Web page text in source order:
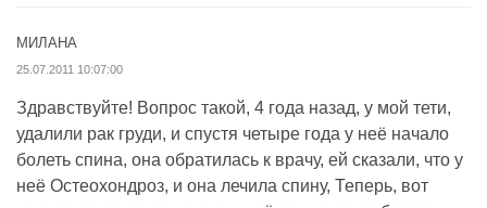
МИЛАНА
25.07.2011 10:07:00
Здравствуйте! Вопрос такой, 4 года назад, у мой тети,
удалили рак груди, и спустя четыре года у неё начало
болеть спина, она обратилась к врачу, ей сказали, что у
неё Остеохондроз, и она лечила спину, Теперь, вот